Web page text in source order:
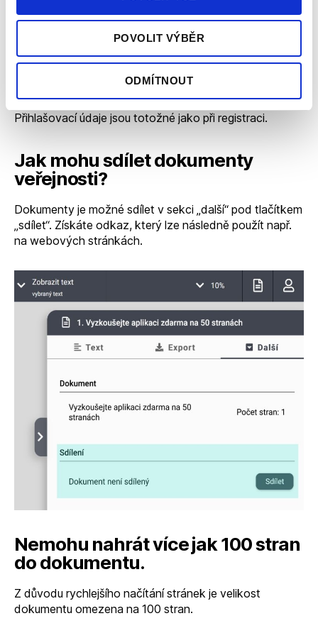
POVOLIT VÝBĚR
ODMÍTNOUT
Musím mít své úložiště
v počítači?
Všechny dokumenty jsou uloženy na našich serverech.
Nemusíte pořizovat vlastní úložiště. Pokud Vám 500
MB nestačí, je možné si dokoupit přímo v aplikaci
inkCapture v sekci „Spravovat účet a kredity“.
Přihlašovací údaje jsou totožné jako při registraci.
Jak mohu sdílet dokumenty
veřejnosti?
Dokumenty je možné sdílet v sekci „další“ pod tlačítkem
„sdílet“. Získáte odkaz, který lze následně použít např.
na webových stránkách.
Nemohu nahrát více jak 100 stran
do dokumentu.
Z důvodu rychlejšího načítání stránek je velikost
dokumentu omezena na 100 stran.